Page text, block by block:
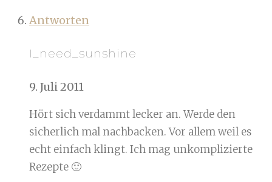
Antworten
I_need_sunshine
9. Juli 2011
Hört sich verdammt lecker an. Werde den
sicherlich mal nachbacken. Vor allem weil es
echt einfach klingt. Ich mag unkomplizierte
Rezepte 🙂